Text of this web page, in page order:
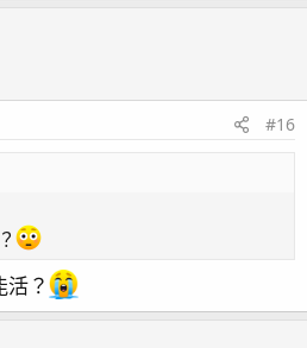
大帆倒吊剛開燈張大帆的樣子
樣子
#16
？